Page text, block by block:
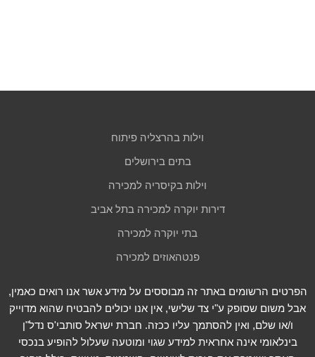
וילות בהרצליה פיתוח
בתים בירושלים
וילות בקיסריה למכירה
דירות יוקרה למכירה בתל אביב
בתי יוקרה למכירה
פנטהאוזים למכירה
הפרטים הרשומים באתר זה מבוססים על מידע אשר אנו רואים כאמין,
אבל משום שסופק ע"י צד שלישי, אין אנו יכולים להבטיח שהוא מדוייק
ו/או שלם, ואין להסתמך עליו ככזה. חברת ישראל סותבי'ס נדל"ן
בינלאומי אינה אחראית למידע שגוי ומוטעה שעלול להופיע בנכסי